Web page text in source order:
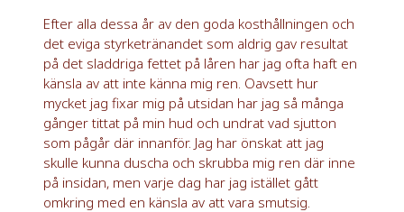
Efter alla dessa år av den goda kosthållningen och
det eviga styrketränandet som aldrig gav resultat
på det sladdriga fettet på låren har jag ofta haft en
känsla av att inte känna mig ren. Oavsett hur
mycket jag fixar mig på utsidan har jag så många
gånger tittat på min hud och undrat vad sjutton
som pågår där innanför. Jag har önskat att jag
skulle kunna duscha och skrubba mig ren där inne
på insidan, men varje dag har jag istället gått
omkring med en känsla av att vara smutsig.